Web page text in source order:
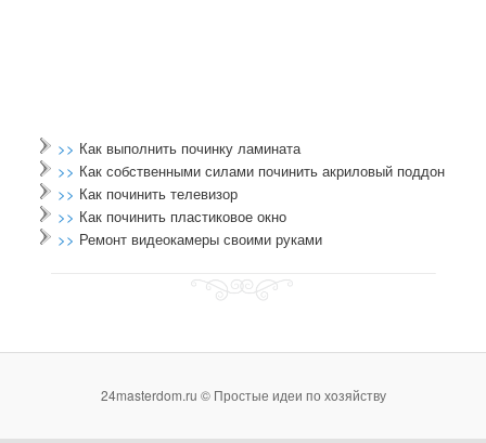
>> Как выполнить починку ламината
>> Как собственными силами починить акриловый поддон
>> Как починить телевизор
>> Как починить пластиковое окно
>> Ремонт видеокамеры своими руками
24masterdom.ru © Простые идеи по хοзяйству